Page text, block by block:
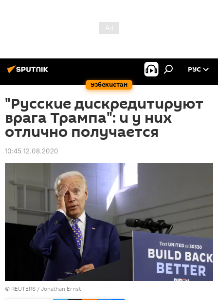
Узбекистан
РУС
"Русские дискредитируют
врага Трампа": и у них
отлично получается
10:45 12.08.2020
© REUTERS / Jonathan Ernst